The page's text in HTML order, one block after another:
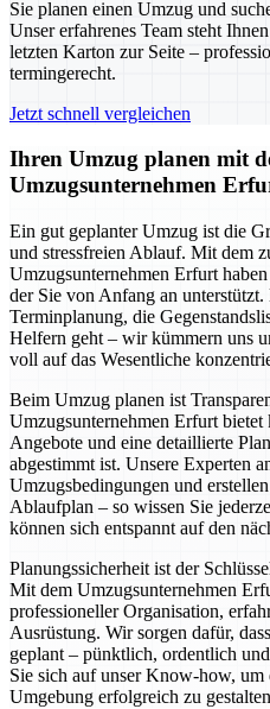
Sie planen einen Umzug und
Unser erfahrenes Team steht
letzten Karton zur Seite –
termingerecht.
Jetzt schnell vergleichen
Ihren Umzug planen mit
Umzugsunternehmen
Ein gut geplanter Umzug ist die
und stressfreien Ablauf. Mit dem
Umzugsunternehmen Erfurt
der Sie von Anfang an unterstützt.
Terminplanung, die
Helfern geht – wir kümmern uns
voll auf das Wesentliche
Beim Umzug planen ist
Umzugsunternehmen Erfurt
Angebote und eine detaillierte
abgestimmt ist. Unsere Experten
Umzugsbedingungen und
Ablaufplan – so wissen Sie
können sich entspannt auf den
Planungssicherheit ist der
Mit dem Umzugsunternehmen
professioneller Organisation,
Ausrüstung. Wir sorgen dafür,
geplant – pünktlich, ordentlich
Sie sich auf unser Know-how, um
Umgebung erfolgreich zu